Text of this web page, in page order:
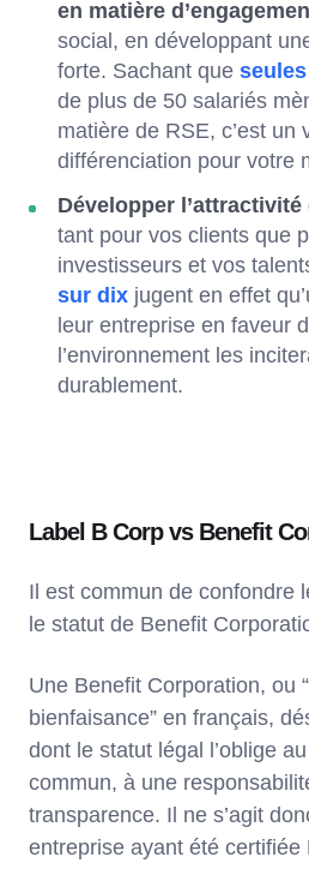
en matière
social, en développant
forte. Sachant que
de plus de 50 salariés
matière de RSE, c’est un
différenciation pour votre
Développer
tant pour vos clients que
investisseurs et vos
sur dix jugent en effet
leur entreprise en faveur
l’environnement les
durablement.
Label B Corp vs Benefit
Il est commun de confondre
le statut de Benefit
Une Benefit Corporation, ou
bienfaisance” en français,
dont le statut légal l’oblige
commun, à une
transparence. Il ne s’agit
entreprise ayant été certifiée